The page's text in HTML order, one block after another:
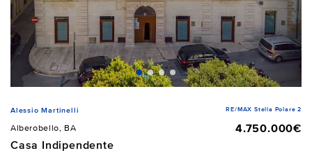
Alessio Martinelli RE/MAX Stella Polare 2
Alberobello, BA
4.750.000€
Casa Indipendente